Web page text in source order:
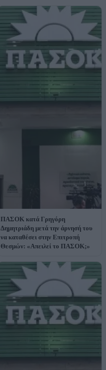
ΠΑΣΟΚ κατά Γρηγόρη
Δημητριάδη μετά την άρνησή του
να καταθέσει στην Επιτροπή
Θεσμών: «Απειλεί το ΠΑΣΟΚ;»